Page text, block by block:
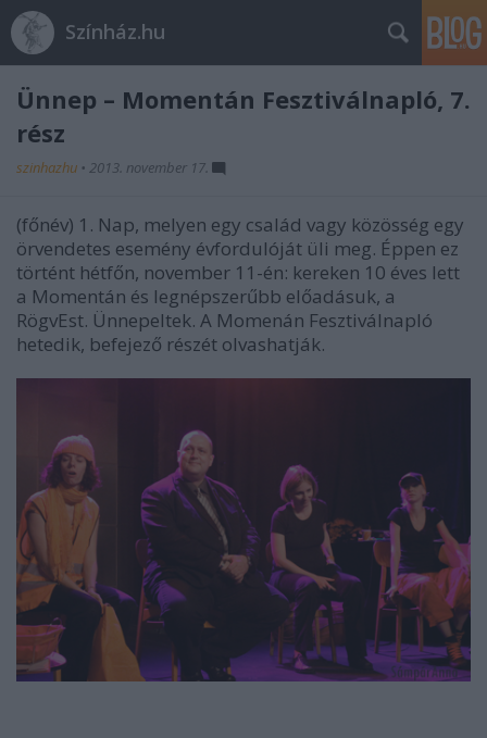
Színház.hu
Ünnep – Momentán Fesztiválnapló, 7.
rész
szinhazhu • 2013. november 17.
(főnév) 1. Nap, melyen egy család vagy közösség egy
örvendetes esemény évfordulóját üli meg. Éppen ez
történt hétfőn, november 11-én: kereken 10 éves lett
a Momentán és legnépszerűbb előadásuk, a
RögvEst. Ünnepeltek. A Momenán Fesztiválnapló
hetedik, befejező részét olvashatják.